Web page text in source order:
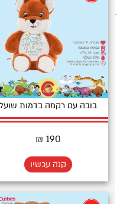
בובה עם רקמה בדמות שועל
190 ₪
קנה עכשיו